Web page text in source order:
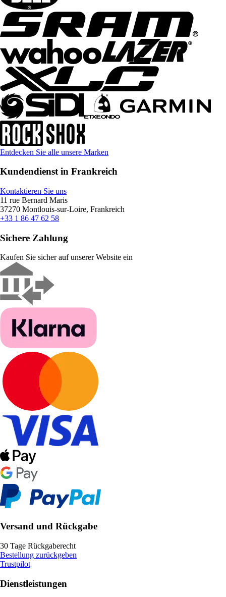
Entdecken Sie alle unsere Marken
Kundendienst in Frankreich
Kontaktieren Sie uns
11 rue Bernard Maris
37270 Montlouis-sur-Loire, Frankreich
+33 1 86 47 62 58
Sichere Zahlung
Kaufen Sie sicher auf unserer Website ein
Versand und Rückgabe
30 Tage Rückgaberecht
Bestellung zurückgeben
Trustpilot
Dienstleistungen